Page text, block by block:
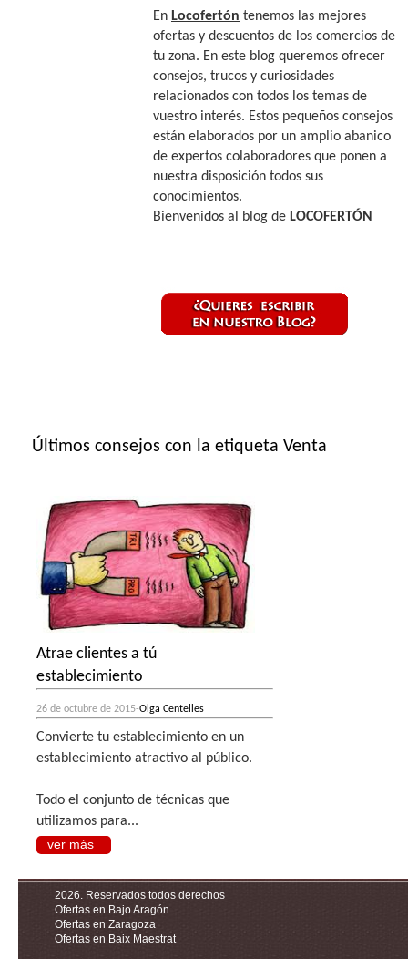
En Locofertón tenemos las mejores
ofertas y descuentos de los comercios de
tu zona. En este blog queremos ofrecer
consejos, trucos y curiosidades
relacionados con todos los temas de
vuestro interés. Estos pequeños consejos
están elaborados por un amplio abanico
de expertos colaboradores que ponen a
nuestra disposición todos sus
conocimientos.
Bienvenidos al blog de LOCOFERTÓN
Últimos consejos con la etiqueta Venta
Atrae clientes a tú
establecimiento
26 de octubre de 2015-Olga Centelles
Convierte tu establecimiento en un
establecimiento atractivo al público.
Todo el conjunto de técnicas que
utilizamos para...
ver más
2026. Reservados todos derechos
Ofertas en Bajo Aragón
Ofertas en Zaragoza
Ofertas en Baix Maestrat